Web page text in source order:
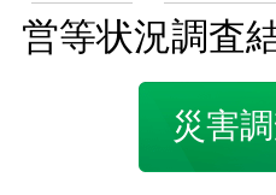
営等状況調査
災害